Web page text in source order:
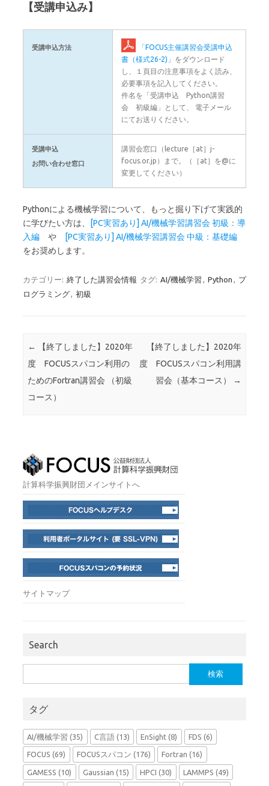
【受講申込み】
受講申込方法
「FOCUS主催講習会受講申込
書（様式26-2)」 をダウンロード
し、１頁目の注意事項をよく読み、
必要事項を記入してください。
件名を「受講申込 Python講習
会 初級編」として、 電子メール
にてお送りください。
受講申込
お問い合わせ窓口
講習会窓口（lecture［at］j-
focus.or.jp）まで。（［at］を@に
変更してください）
Pythonによる機械学習について、もっと掘り下げて実践的
に学びたい方は、
[PC実習あり] AI/機械学習講習会 初級：導
入編 や
[PC実習あり] AI/機械学習講習会 中級：基礎編
をお奨めします。
カテゴリー: 終了した講習会情報 タグ: AI/機械学習 , Python , プ
ログラミング, 初級
投稿ナビゲーション
←
【終了しました】2020年
度 FOCUSスパコン利用の
ためのFortran講習会 （初級
コース）
【終了しました】2020年
度 FOCUSスパコン利用講
習会（基本コース）
→
計算科学振興財団メインサイトへ
サイトマップ
Search
索:
タグ
AI/機械学習 (35) C言語(13) EnSight (8) FDS (6)
FOCUS (69) FOCUSスパコン (176) Fortran (16)
GAMESS (10) Gaussian (15) HPCI (30) LAMMPS (49)